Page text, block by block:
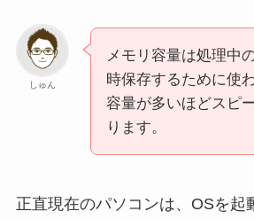
しゅん
メモリ容量は処理中
時保存するために使
容量が多いほどスピ
ります。
正直現在のパソコンは、OSを起